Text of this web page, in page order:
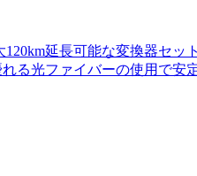
120km延長可能な変換器セ
る光ファイバーの使用で安